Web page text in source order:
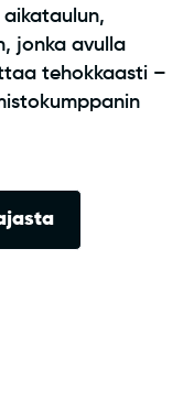
aikataulun,
jonka avulla
tehokkaasti –